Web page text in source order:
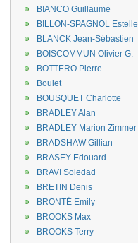
BIANCO Guillaume
BILLON-SPAGNOL Estelle
BLANCK Jean-Sébastien
BOISCOMMUN Olivier G.
BOTTERO Pierre
Boulet
BOUSQUET Charlotte
BRADLEY Alan
BRADLEY Marion Zimmer
BRADSHAW Gillian
BRASEY Edouard
BRAVI Soledad
BRETIN Denis
BRONTË Emily
BROOKS Max
BROOKS Terry